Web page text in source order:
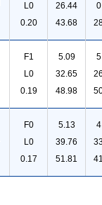
L0
0.20
26.44
43.68
F1
L0
0.19
5.09
32.65
48.98
F0
L0
0.17
5.13
39.76
51.81